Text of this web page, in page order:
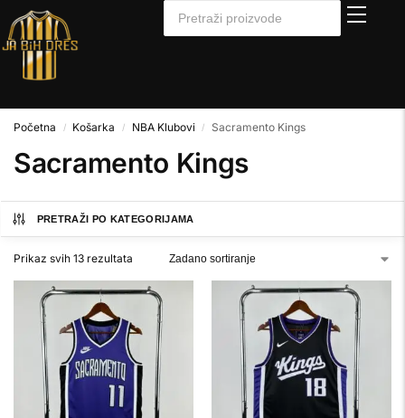
Početna / Košarka / NBA Klubovi / Sacramento Kings
Sacramento Kings
PRETRAŽI PO KATEGORIJAMA
Prikaz svih 13 rezultata